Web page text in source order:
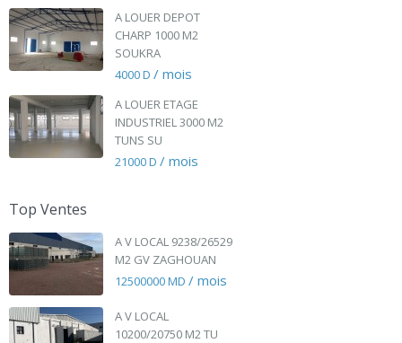
A LOUER DEPOT
CHARP 1000 M2
SOUKRA
4000 D / mois
A LOUER ETAGE
INDUSTRIEL 3000 M2
TUNS SU
21000 D / mois
Top Ventes
A V LOCAL 9238/26529
M2 GV ZAGHOUAN
12500000 MD / mois
A V LOCAL
10200/20750 M2 TU